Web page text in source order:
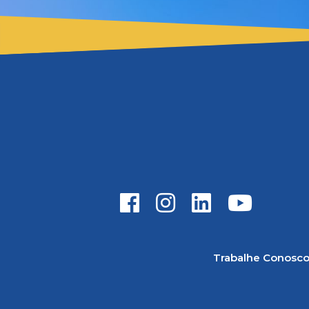
Trabalhe Conosco